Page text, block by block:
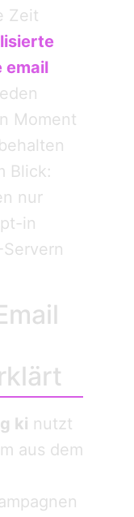
Zeit
email
Moment
Blick:
nur
in
ki nutzt
aus dem